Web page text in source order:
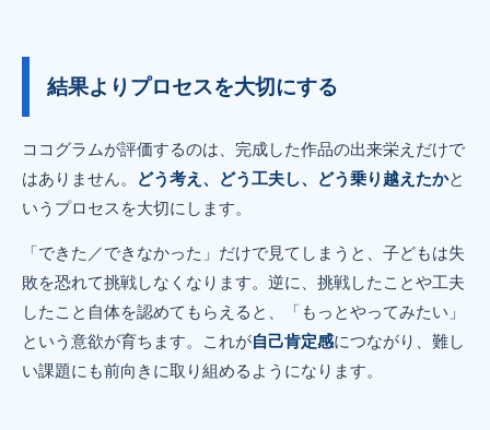
結果よりプロセスを大切にする
ココグラムが評価するのは、完成した作品の出来栄えだけで
はありません。
どう考え、どう工夫し、どう乗り越えたかと
いうプロセスを大切にします。
「できた／できなかった」だけで見てしまうと、子どもは失
敗を恐れて挑戦しなくなります。逆に、挑戦したことや工夫
したこと自体を認めてもらえると、「もっとやってみたい」
という意欲が育ちます。これが自己肯定感につながり、難し
い課題にも前向きに取り組めるようになります。